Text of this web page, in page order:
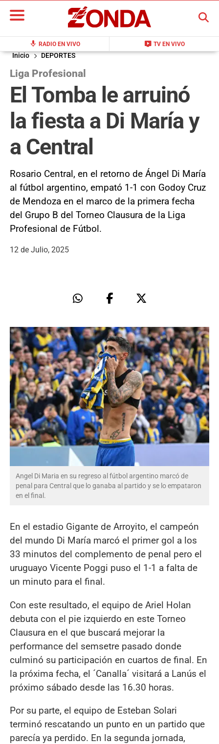
mic RADIO EN VIVO live_tv TV EN VIVO
BUSCAR
Inicio DEPORTES
Liga Profesional
El Tomba le arruinó
la fiesta a Di María y
a Central
Rosario Central, en el retorno de Ángel Di María
al fútbol argentino, empató 1-1 con Godoy Cruz
de Mendoza en el marco de la primera fecha
del Grupo B del Torneo Clausura de la Liga
Profesional de Fútbol.
12 de Julio, 2025
Angel Di Maria en su regreso al fútbol argentino marcó de
penal para Central que lo ganaba al partido y se lo empataron
en el final.
En el estadio Gigante de Arroyito, el campeón
del mundo Di María marcó el primer gol a los
33 minutos del complemento de penal pero el
uruguayo Vicente Poggi puso el 1-1 a falta de
un minuto para el final.
Con este resultado, el equipo de Ariel Holan
debuta con el pie izquierdo en este Torneo
Clausura en el que buscará mejorar la
performance del semsetre pasado donde
culminó su participación en cuartos de final. En
la próxima fecha, el ´Canalla´ visitará a Lanús el
próximo sábado desde las 16.30 horas.
Por su parte, el equipo de Esteban Solari
terminó rescatando un punto en un partido que
parecía ya perdido. En la segunda jornada,